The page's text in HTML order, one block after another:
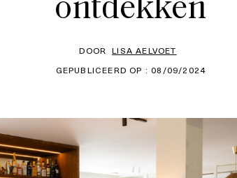
ontdekken
DOOR LISA AELVOET
GEPUBLICEERD OP : 08/09/2024